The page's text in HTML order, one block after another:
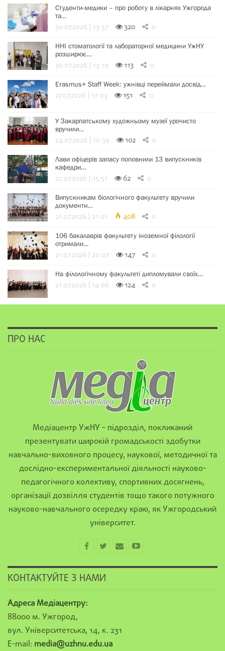
Студенти-медики – про роботу в лікарнях Ужгорода
та…
30.07.2026 | 13:37 320 0
ННІ стоматології та лабораторної медицини УжНУ
розширює…
30.07.2026 | 13:19 113 0
Erasmus+ Staff Week: ужнівці переймали досвід…
27.07.2026 | 17:03 151 0
У Закарпатському художньому музеї урочисто
вручили…
24.07.2026 | 10:39 102 0
Лави офіцерів запасу поповнили 13 випускників
кафедри…
22.07.2026 | 15:51 62 0
Випускникам біологічного факультету вручили
документи…
21.07.2026 | 21:01 408 0
106 бакалаврів факультету іноземної філології
отримали…
21.07.2026 | 20:07 147 0
На філологічному факультеті дипломували своїх…
21.07.2026 | 14:06 124 0
ПРО НАС
Медіацентр УжНУ – підрозділ, покликаний
презентувати широкій громадськості здобутки
навчально-виховного процесу, наукової, методичної та
дослідно-експериментальної діяльності науково-
педагогічного колективу, спортивних досягнень,
організації дозвілля студентів тощо такого потужного
науково-навчального осередку краю, як Ужгородський
університет.
КОНТАКТУЙТЕ З НАМИ
Адреса Медіацентру:
88000 м. Ужгород,
вул. Університетська, 14, к. 231
E-mail: media@uzhnu.edu.ua